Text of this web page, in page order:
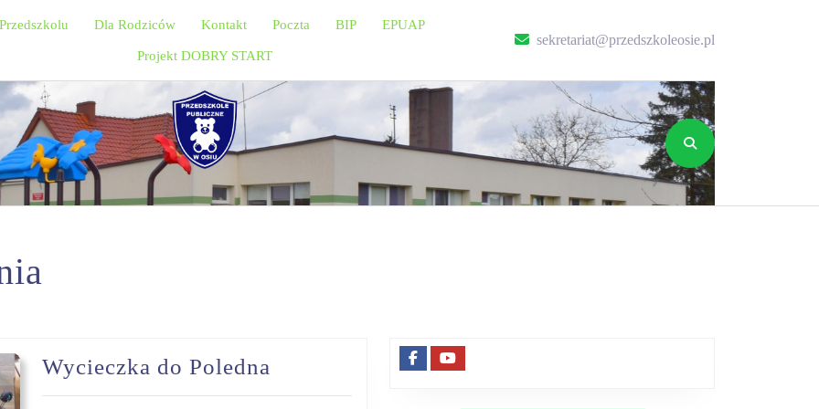
Dla Rodziców Kontakt Poczta BIP EPUAP
Projekt DOBRY START
sekretariat@przedszkoleosie.pl
Wycieczka do Poledna
do
FacebookYoutube